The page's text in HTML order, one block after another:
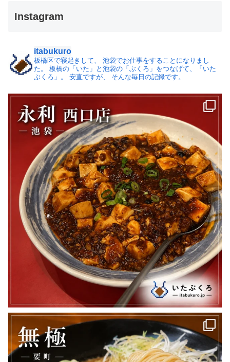
Instagram
itabukuro
板橋区で寝起きして、
池袋でお仕事をすることになりまし
た。
板橋の「いた」と池袋の「ぶくろ」をつなげて、「いた
ぶくろ」。
安直ですが、 そんな毎日の記録です。